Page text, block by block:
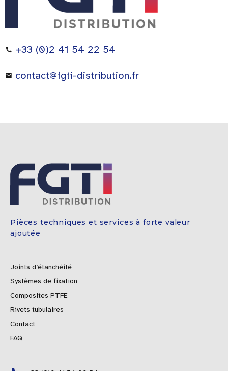
+33 (0)2 41 54 22 54
contact@fgti-distribution.fr
Pièces techniques et services à forte valeur
ajoutée
Joints d’étanchéité
Systèmes de fixation
Composites PTFE
Rivets tubulaires
Contact
FAQ